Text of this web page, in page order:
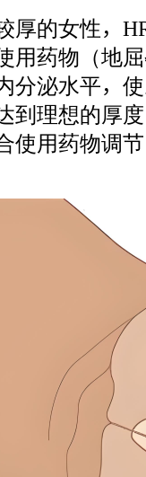
厚的女性，
用药物（地
分泌水平，
到理想的厚
使用药物调